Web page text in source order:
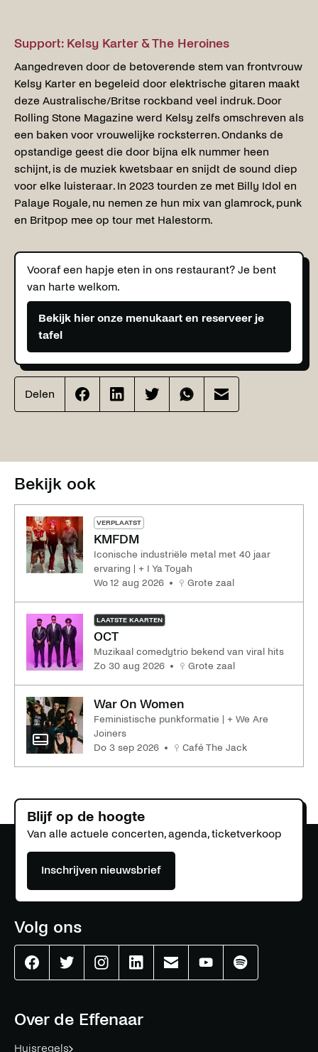
Support: Kelsy Karter & The Heroines
Aangedreven door de betoverende stem van frontvrouw
Kelsy Karter en begeleid door elektrische gitaren maakt
deze Australische/Britse rockband veel indruk. Door
Rolling Stone Magazine werd Kelsy zelfs omschreven als
een baken voor vrouwelijke rocksterren. Ondanks de
opstandige geest die door bijna elk nummer heen
schijnt, is de muziek kwetsbaar en snijdt de sound diep
voor elke luisteraar. In 2023 tourden ze met Billy Idol en
Palaye Royale, nu nemen ze hun mix van glamrock, punk
en Britpop mee op tour met Halestorm.
Vooraf een hapje eten in ons restaurant? Je bent
van harte welkom.
Bekijk hier onze menukaart en reserveer je
tafel
Delen
Effenaar
op
Effenaar
op
Effenaar
op
Effenaar
op
Effenaar
op
Bekijk ook
VERPLAATST
KMFDM
Iconische industriële metal met 40 jaar
ervaring | + I Ya Toyah
wo 12 aug 2026
Grote zaal
LAATSTE KAARTEN
OCT
Muzikaal comedytrio bekend van viral hits
zo 30 aug 2026
Grote zaal
War On Women
Feministische punkformatie | + We Are
Joiners
do 3 sep 2026
Café The Jack
Over de Effenaar
Huisregels
Blijf op de hoogte
Van alle actuele concerten, agenda, ticketverkoop
Inschrijven nieuwsbrief
Volg ons
EffenaarEffenaarEffenaarEffenaarEffenaarEffenaarEffenaar